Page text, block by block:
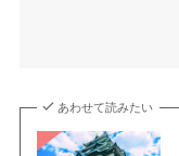
あわせて読みたい